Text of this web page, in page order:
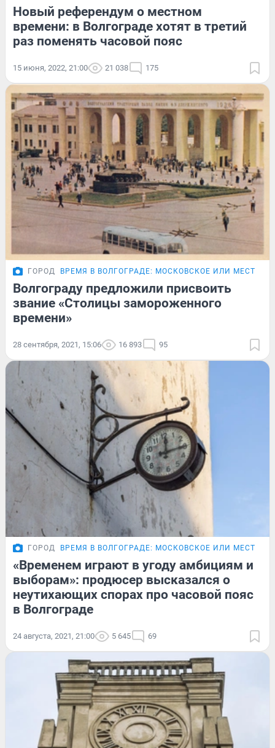
Новый референдум о местном
времени: в Волгограде хотят в третий
раз поменять часовой пояс
15 июня, 2022, 21:00 21 038 175
ГОРОД ВРЕМЯ В ВОЛГОГРАДЕ: МОСКОВСКОЕ ИЛИ
Волгограду предложили присвоить
звание «Столицы замороженного
времени»
28 сентября, 2021, 15:06 16 893 95
ГОРОД ВРЕМЯ В ВОЛГОГРАДЕ: МОСКОВСКОЕ ИЛИ
«Временем играют в угоду амбициям и
выборам»: продюсер высказался о
неутихающих спорах про часовой пояс
в Волгограде
24 августа, 2021, 21:00 5 645 69